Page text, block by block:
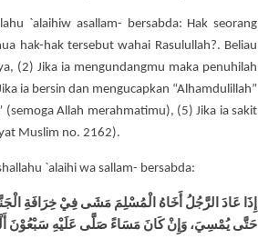
`alaihiw asallam- bersabda: Hak seorang
hak-hak tersebut wahai Rasulullah?. Beliau
(2) Jika ia mengundangmu maka penuhilah
ia bersin dan mengucapkan “Alhamdulillah”
(semoga Allah merahmatimu), (5) Jika ia sakit
Muslim no. 2162).
`alaihi wa sallam- bersabda:
إِذَا عَادَ الرَّجُلُ أَخَاهُ الْمُسْلِمَ مَشَى فِيْ خِرَافَةِ
حَتَّى يُمْسِيَ، وَإِنْ كَانَ مَسَاءً صَلَّى عَلَيْهِ سَبْعُوْنَ